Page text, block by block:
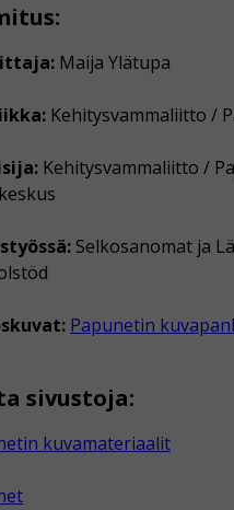
Maija Ylätupa
Kehitysvammaliitto /
Kehitysvammaliitto /
Selkosanomat ja
Papunetin
sivustoja:
kuvamateriaalit